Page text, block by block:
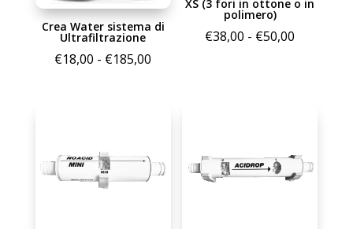
Crea Water sistema di
Ultrafiltrazione
€18,00 - €185,00
a
€185,00
XS (3 fori in ottone o in
polimero)
€38,00 - €50,00
€50,00